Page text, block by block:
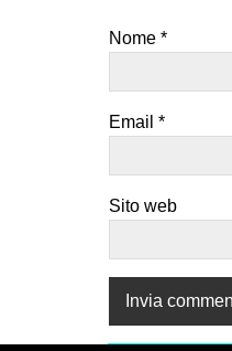
Nome *
Email *
Sito web